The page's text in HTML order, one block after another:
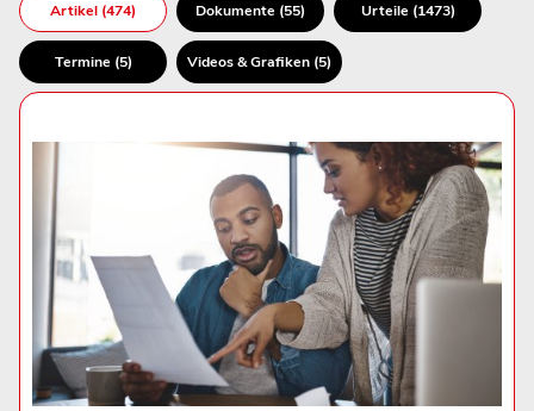
Artikel (474) Dokumente (55) Urteile (1473)
Termine (5) Videos & Grafiken (5)